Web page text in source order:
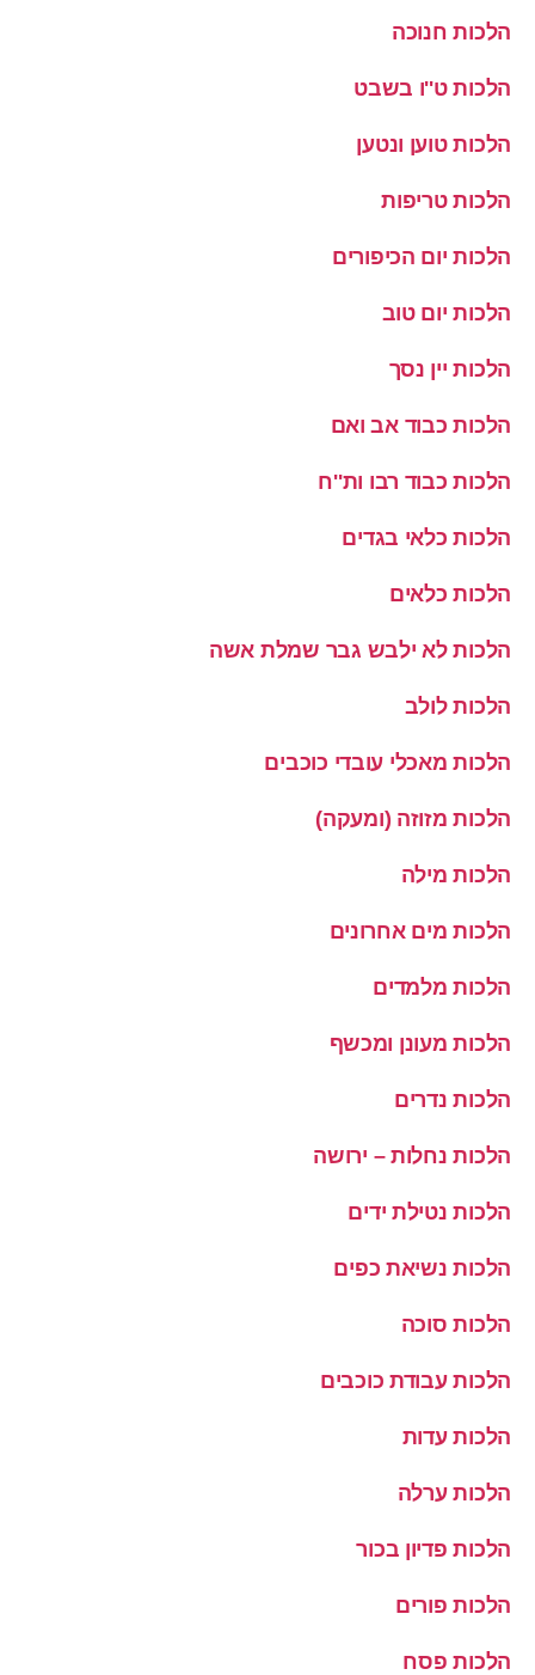
הלכות חנוכה
הלכות ט''ו בשבט
הלכות טוען ונטען
הלכות טריפות
הלכות יום הכיפורים
הלכות יום טוב
הלכות יין נסך
הלכות כבוד אב ואם
הלכות כבוד רבו ות''ח
הלכות כלאי בגדים
הלכות כלאים
הלכות לא ילבש גבר שמלת אשה
הלכות לולב
הלכות מאכלי עובדי כוכבים
הלכות מזוזה (ומעקה)
הלכות מילה
הלכות מים אחרונים
הלכות מלמדים
הלכות מעונן ומכשף
הלכות נדרים
הלכות נחלות – ירושה
הלכות נטילת ידים
הלכות נשיאת כפים
הלכות סוכה
הלכות עבודת כוכבים
הלכות עדות
הלכות ערלה
הלכות פדיון בכור
הלכות פורים
הלכות פסח